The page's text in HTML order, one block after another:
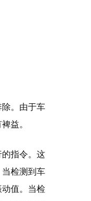
。由于车
益。
指令。这
检测到车
值。当检